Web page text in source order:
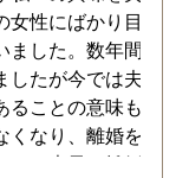
女性にばかり目を向
ました。数年間は我
したが今では夫と夫
ることの意味も感じ
くなり、離婚を決意
た。素早く離婚を成